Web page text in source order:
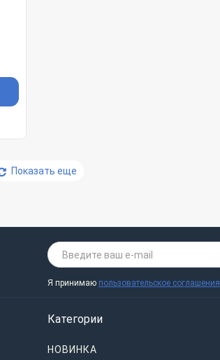
Показать еще
Я принимаю пользовательское соглашения
Категории
НОВИНКА